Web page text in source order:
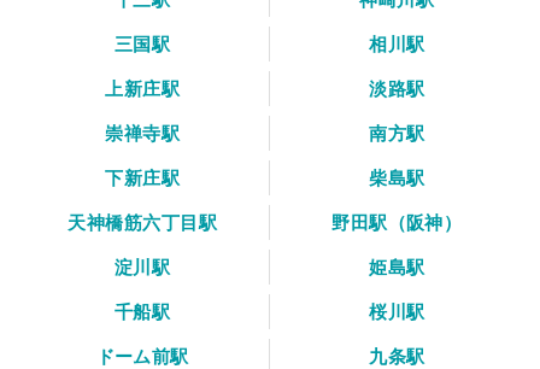
三国駅
相川駅
上新庄駅
淡路駅
崇禅寺駅
南方駅
下新庄駅
柴島駅
天神橋筋六丁目駅
野田駅（阪神）
淀川駅
姫島駅
千船駅
桜川駅
ドーム前駅
九条駅